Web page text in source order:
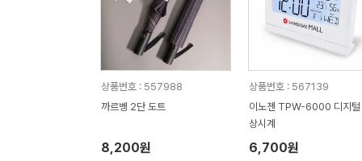
상품번호 : 557988
까르벵 2단 도트
8,200원
상품번호 : 567139
이노젠 TPW-6000 디지털
상시계
6,700원